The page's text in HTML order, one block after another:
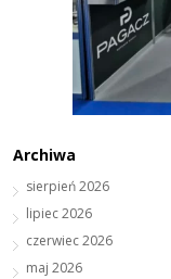
Archiwa
sierpień 2026
lipiec 2026
czerwiec 2026
maj 2026